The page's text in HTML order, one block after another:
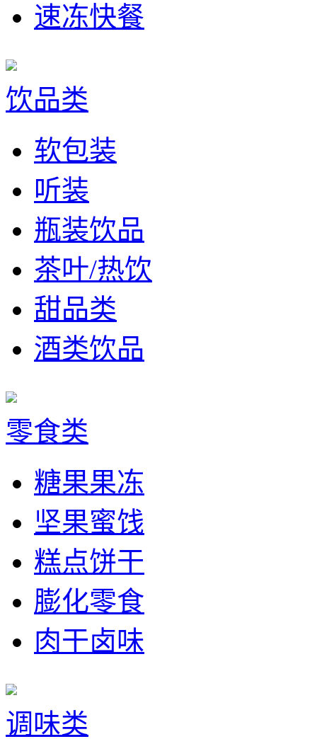
速冻快餐
饮品类
软包装
听装
瓶装饮品
茶叶/热饮
甜品类
酒类饮品
零食类
糖果果冻
坚果蜜饯
糕点饼干
膨化零食
肉干卤味
调味类